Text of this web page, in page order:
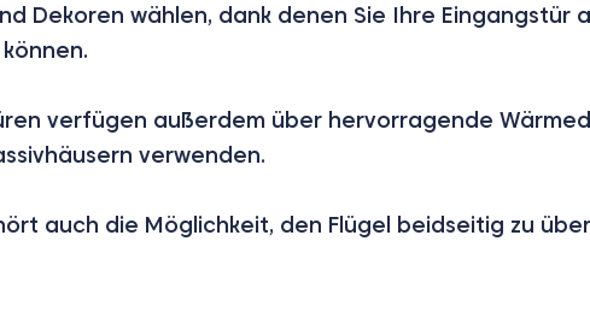
Dekoren wählen, dank denen Sie Ihre Eingangstür
verfügen außerdem über hervorragende
verwenden.
auch die Möglichkeit, den Flügel beidseitig zu